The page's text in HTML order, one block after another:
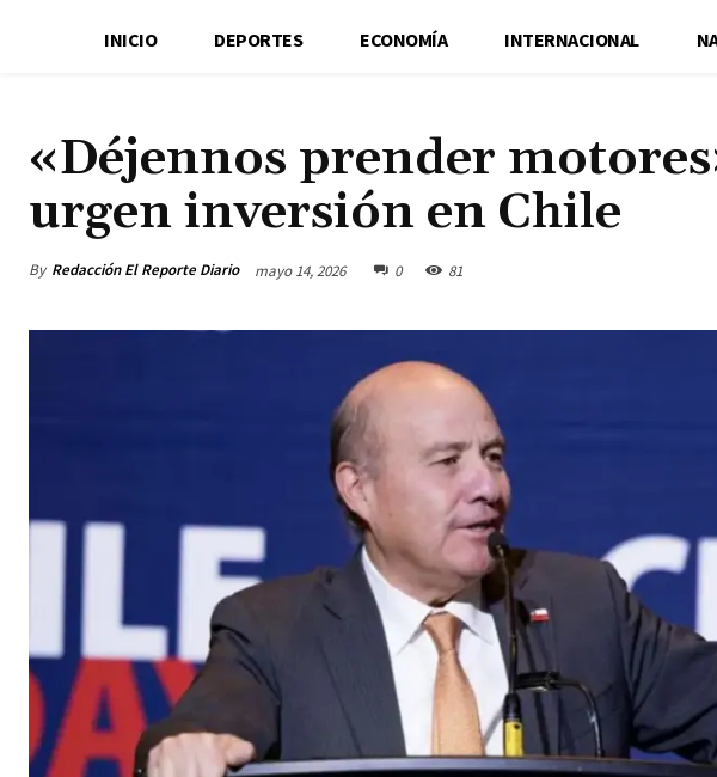
INICIO DEPORTES ECONOMÍA INTERNACIONAL
«Déjennos prender
urgen inversión en Chile
By Redacción El Reporte Diario mayo 14, 2026 0 81